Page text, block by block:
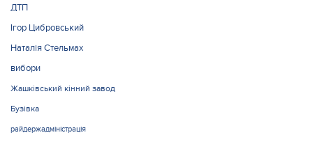
ДТП
Ігор Цибровський
Наталія Стельмах
вибори
Жашківський кінний завод
Бузівка
райдержадміністрація